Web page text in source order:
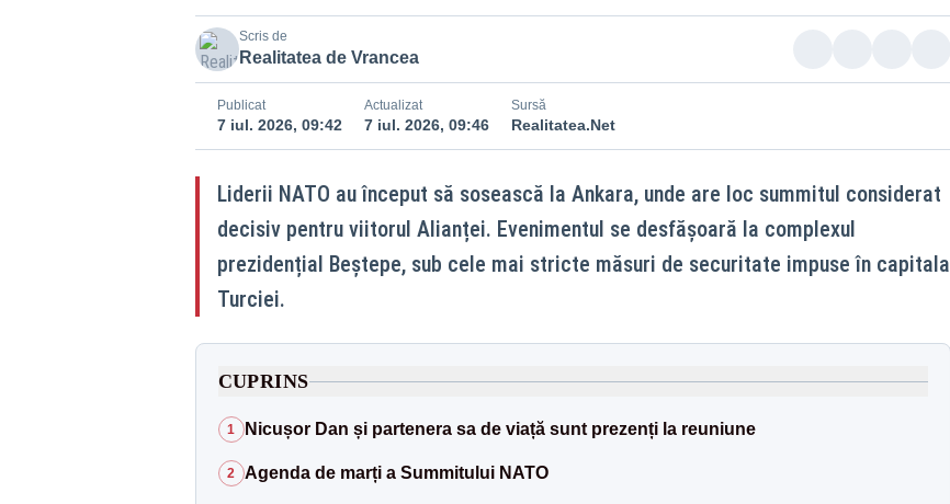
Scris de
Realitatea de Vrancea
Publicat
7 iul. 2026, 09:42
Actualizat
7 iul. 2026, 09:46
Sursă
Realitatea.Net
Liderii NATO au început să sosească la Ankara, unde are loc summitul considerat
decisiv pentru viitorul Alianței. Evenimentul se desfășoară la complexul
prezidențial Beştepe, sub cele mai stricte măsuri de securitate impuse în capitala
Turciei.
CUPRINS
1 Nicușor Dan și partenera sa de viață sunt prezenți la reuniune
2 Agenda de marți a Summitului NATO